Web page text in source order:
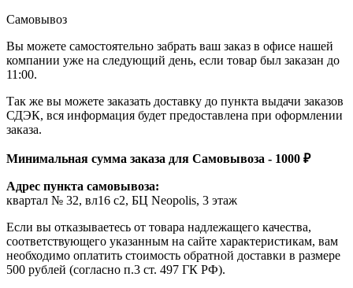
Самовывоз
Вы можете самостоятельно забрать ваш заказ в офисе нашей
компании уже на следующий день, если товар был заказан до
11:00.
Так же вы можете заказать доставку до пункта выдачи заказов
СДЭК, вся информация будет предоставлена при оформлении
заказа.
Минимальная сумма заказа для Самовывоза - 1000 ₽
Адрес пункта самовывоза:
квартал № 32, вл16 с2, БЦ Neopolis, 3 этаж
Если вы отказываетесь от товара надлежащего качества,
соответствующего указанным на сайте характеристикам, вам
необходимо оплатить стоимость обратной доставки в размере
500 рублей (согласно п.3 ст. 497 ГК РФ).